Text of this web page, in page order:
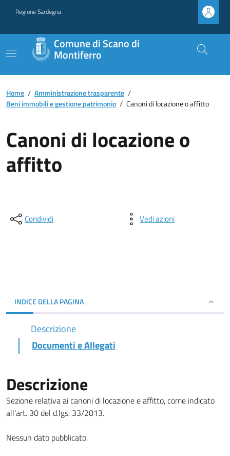
Regione Sardegna
Comune di Scano di
Montiferro
Home / Amministrazione trasparente /
Beni immobili e gestione patrimonio / Canoni di locazione o affitto
Canoni di locazione o
affitto
Condividi Vedi azioni
INDICE DELLA PAGINA
Descrizione
Documenti e Allegati
Descrizione
Sezione relativa ai canoni di locazione e affitto, come indicato
all'art. 30 del d.lgs. 33/2013.
Nessun dato pubblicato.